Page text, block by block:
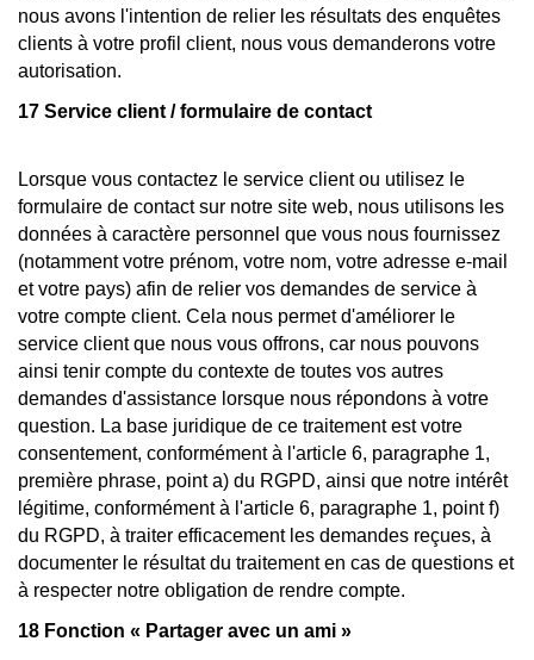
nous avons l'intention de relier les résultats des enquêtes
clients à votre profil client, nous vous demanderons votre
autorisation.
17 Service client / formulaire de contact
Lorsque vous contactez le service client ou utilisez le
formulaire de contact sur notre site web, nous utilisons les
données à caractère personnel que vous nous fournissez
(notamment votre prénom, votre nom, votre adresse e-mail
et votre pays) afin de relier vos demandes de service à
votre compte client. Cela nous permet d'améliorer le
service client que nous vous offrons, car nous pouvons
ainsi tenir compte du contexte de toutes vos autres
demandes d'assistance lorsque nous répondons à votre
question. La base juridique de ce traitement est votre
consentement, conformément à l'article 6, paragraphe 1,
première phrase, point a) du RGPD, ainsi que notre intérêt
légitime, conformément à l'article 6, paragraphe 1, point f)
du RGPD, à traiter efficacement les demandes reçues, à
documenter le résultat du traitement en cas de questions et
à respecter notre obligation de rendre compte.
18 Fonction « Partager avec un ami »